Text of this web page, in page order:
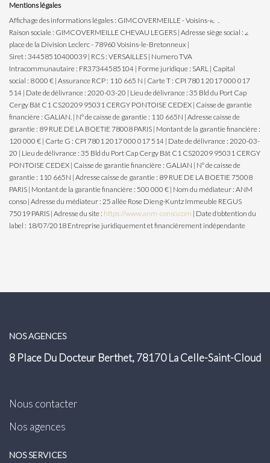
Mentions légales
Affichage des informations légales : GIMCOVERMEILLE - Voisins-le-Bretonneux |
Raison sociale : GIMCOVERMEILLE CHEVAU LEGERS | Adresse siège social : 2
place de la Division Leclerc - 78960 Voisins-le-Bretonneux |
Siret : 34458510400039 | RCS : VERSAILLES | Numero TVA
Intracommunautaire : FR37344585104 | Forme juridique : SARL | Capital
social : 8 000 € | Assurance RCP : 110 665 N | Carte T : CPI 7801 2017 000 017
514 | Date de délivrance : 2020-03-20 | Lieu de délivrance : 35 Bld du Port Cap
Cergy Bât C1 CS20209 95031 CERGY PONTOISE CEDEX | Caisse de garantie
financière : GALIAN. | N° de caisse de garantie : 110 665N | Adresse caisse de
garantie : 89 RUE DE LA BOETIE 78008 PARIS | Montant de la garantie financière :
120 000 € | Carte G : CPI 7801 2017 000 017 514 | Date de délivrance : 2020-03-
20 | Lieu de délivrance : 35 Bld du Port Cap Cergy Bât C1 CS20209 95031 CERGY
PONTOISE CEDEX | Caisse de garantie financière : GALIAN | N° de caisse de
garantie : 110 665N | Adresse caisse de garantie : 89 RUE DE LA BOETIE 75008
PARIS | Montant de la garantie financière : 500 000 € | Nom du médiateur : ANM
conso | Adresse du médiateur : 25 allée Rose Dieng-Kuntz Immeuble REGUS
75019 PARIS | Adresse du site : https://www.anm-conso.com | Date d'obtention du
label : 18/07/2018 Entreprise juridiquement et financièrement indépendante
NOS AGENCES
8 Place Du Docteur Berthet, 78170 La Celle-Saint-Cloud
Nous contacter
Nos agences
NOS SERVICES